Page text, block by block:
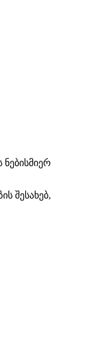
შესახებ,